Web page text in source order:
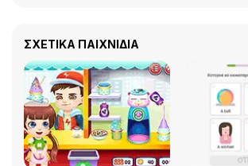
ΣΧΕΤΙΚΆ ΠΑΙΧΝΊΔΙΑ